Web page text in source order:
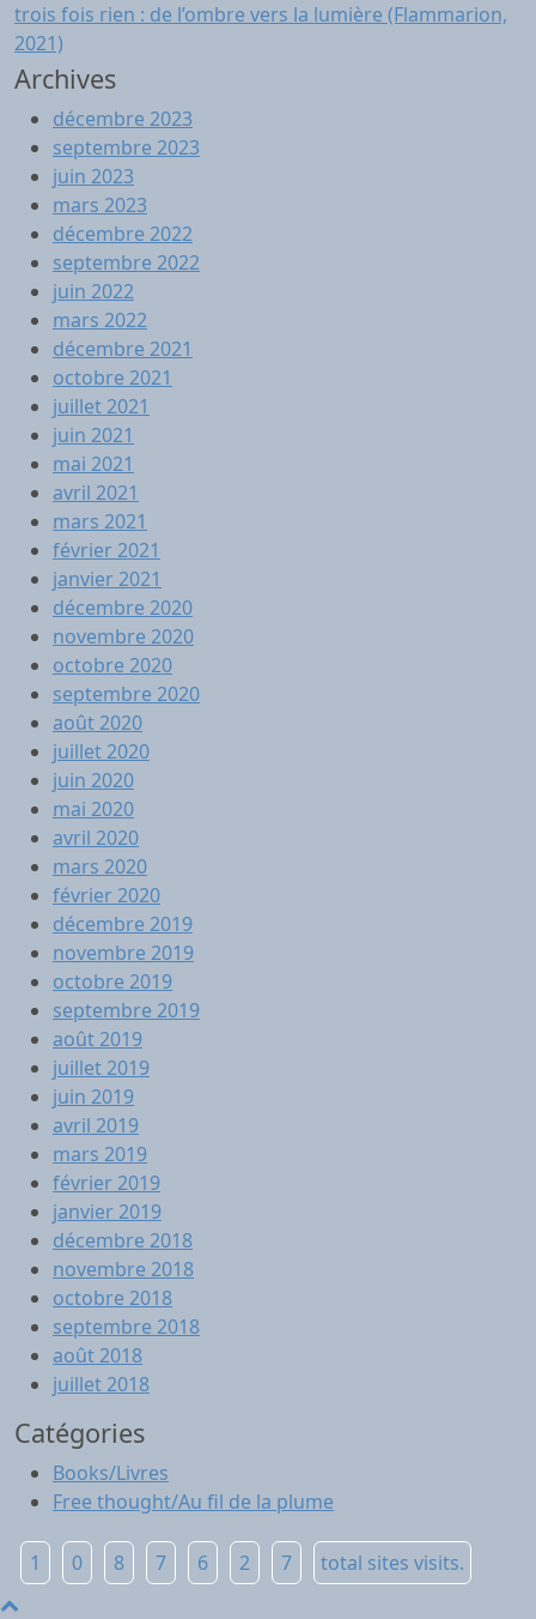
trois fois rien : de l’ombre vers la lumière (Flammarion,
2021)
Archives
décembre 2023
septembre 2023
juin 2023
mars 2023
décembre 2022
septembre 2022
juin 2022
mars 2022
décembre 2021
octobre 2021
juillet 2021
juin 2021
mai 2021
avril 2021
mars 2021
février 2021
janvier 2021
décembre 2020
novembre 2020
octobre 2020
septembre 2020
août 2020
juillet 2020
juin 2020
mai 2020
avril 2020
mars 2020
février 2020
décembre 2019
novembre 2019
octobre 2019
septembre 2019
août 2019
juillet 2019
juin 2019
avril 2019
mars 2019
février 2019
janvier 2019
décembre 2018
novembre 2018
octobre 2018
septembre 2018
août 2018
juillet 2018
Catégories
Books/Livres
Free thought/Au fil de la plume
1 0 8 7 6 2 7 total sites visits.